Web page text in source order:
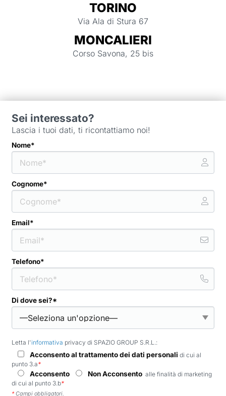
TORINO
Via Ala di Stura 67
MONCALIERI
Corso Savona, 25 bis
Sei interessato?
Lascia i tuoi dati, ti ricontattiamo noi!
Nome*
Cognome*
Email*
Telefono*
Di dove sei?*
Letta l'informativa privacy di SPAZIO GROUP S.R.L.:
Acconsento al trattamento dei dati personali di cui al
punto 3.a*
Acconsento Non Acconsento alle finalità di marketing
di cui al punto 3.b*
*Campi obbligatori.